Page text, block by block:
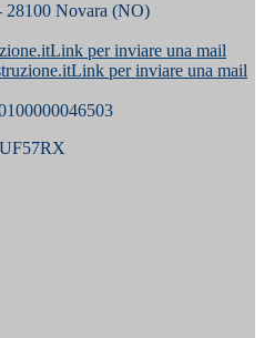
28100 Novara (NO)
Link per inviare una mail
Link per inviare una mail